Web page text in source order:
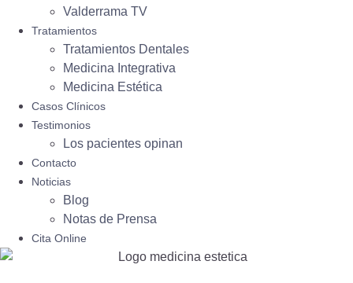
Valderrama TV
Tratamientos
Tratamientos Dentales
Medicina Integrativa
Medicina Estética
Casos Clínicos
Testimonios
Los pacientes opinan
Contacto
Noticias
Blog
Notas de Prensa
Cita Online